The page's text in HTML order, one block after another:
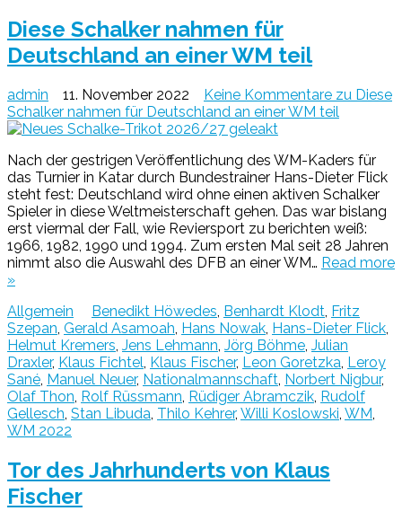
Diese Schalker nahmen für
Deutschland an einer WM teil
admin 11. November 2022 Keine Kommentare zu Diese
Schalker nahmen für Deutschland an einer WM teil
Nach der gestrigen Veröffentlichung des WM-Kaders für
das Turnier in Katar durch Bundestrainer Hans-Dieter Flick
steht fest: Deutschland wird ohne einen aktiven Schalker
Spieler in diese Weltmeisterschaft gehen. Das war bislang
erst viermal der Fall, wie Reviersport zu berichten weiß:
1966, 1982, 1990 und 1994. Zum ersten Mal seit 28 Jahren
nimmt also die Auswahl des DFB an einer WM… Read more
»
Allgemein
Benedikt Höwedes, Benhardt Klodt, Fritz
Szepan, Gerald Asamoah, Hans Nowak, Hans-Dieter Flick,
Helmut Kremers, Jens Lehmann, Jörg Böhme, Julian
Draxler, Klaus Fichtel, Klaus Fischer, Leon Goretzka, Leroy
Sané, Manuel Neuer, Nationalmannschaft, Norbert Nigbur,
Olaf Thon, Rolf Rüssmann, Rüdiger Abramczik, Rudolf
Gellesch, Stan Libuda, Thilo Kehrer, Willi Koslowski, WM,
WM 2022
Tor des Jahrhunderts von Klaus
Fischer